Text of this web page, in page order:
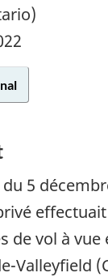
5
de vol à
Valleyfield